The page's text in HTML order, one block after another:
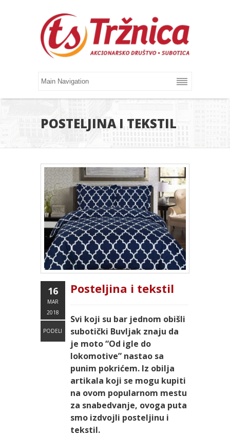
POSTELJINA I TEKSTIL
16
MAR
2018
PODELI
Posteljina i tekstil
Svi koji su bar jednom obišli
subotički Buvljak znaju da
je moto “Od igle do
lokomotive” nastao sa
punim pokrićem. Iz obilja
artikala koji se mogu kupiti
na ovom popularnom mestu
za snabedvanje, ovoga puta
smo izdvojli posteljinu i
tekstil.